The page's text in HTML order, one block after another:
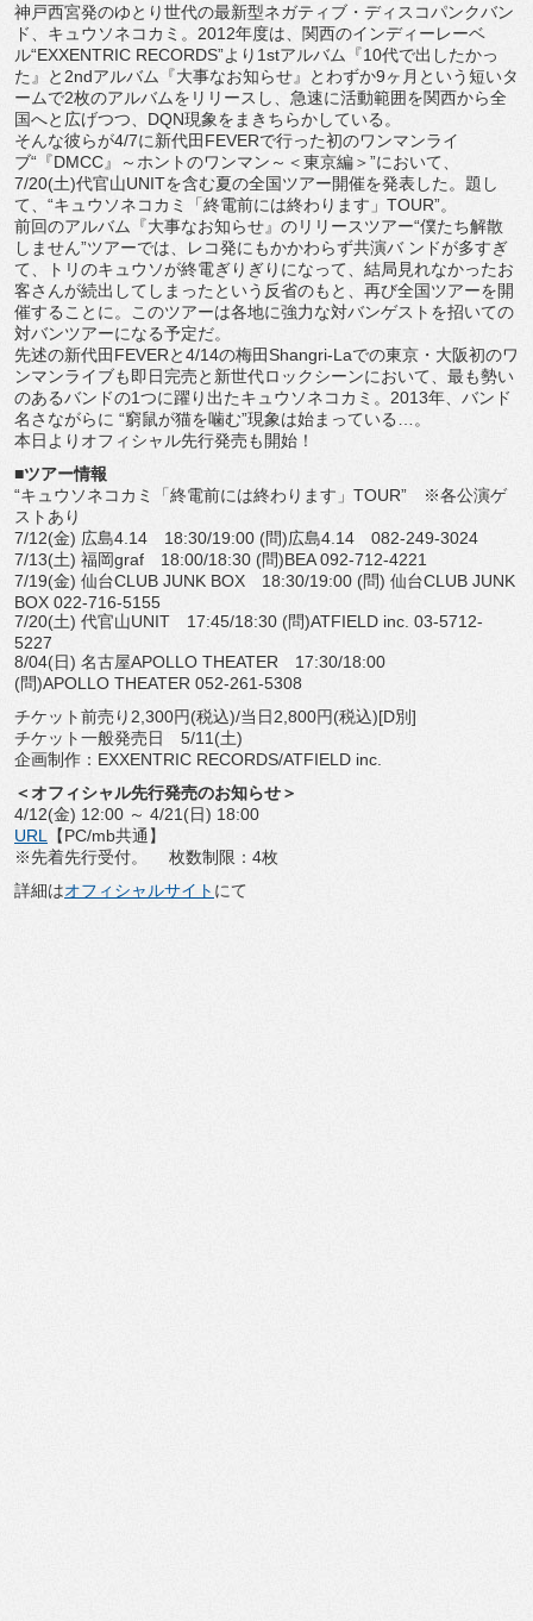
神戸西宮発のゆとり世代の最新型ネガティブ・ディスコパンクバン
ド、キュウソネコカミ。2012年度は、関西のインディーレーベ
ル“EXXENTRIC RECORDS”より1stアルバム『10代で出したかっ
た』と2ndアルバム『大事なお知らせ』とわずか9ヶ月という短いタ
ームで2枚のアルバムをリリースし、急速に活動範囲を関西から全
国へと広げつつ、DQN現象をまきちらかしている。
そんな彼らが4/7に新代田FEVERで行った初のワンマンライ
ブ“『DMCC』～ホントのワンマン～＜東京編＞”において、
7/20(土)代官山UNITを含む夏の全国ツアー開催を発表した。題し
て、“キュウソネコカミ「終電前には終わります」TOUR”。
前回のアルバム『大事なお知らせ』のリリースツアー“僕たち解散
しません”ツアーでは、レコ発にもかかわらず共演バ ンドが多すぎ
て、トリのキュウソが終電ぎりぎりになって、結局見れなかったお
客さんが続出してしまったという反省のもと、再び全国ツアーを開
催することに。このツアーは各地に強力な対バンゲストを招いての
対バンツアーになる予定だ。
先述の新代田FEVERと4/14の梅田Shangri-Laでの東京・大阪初のワ
ンマンライブも即日完売と新世代ロックシーンにおいて、最も勢い
のあるバンドの1つに躍り出たキュウソネコカミ。2013年、バンド
名さながらに “窮鼠が猫を噛む”現象は始まっている…。
本日よりオフィシャル先行発売も開始！
■ツアー情報
“キュウソネコカミ「終電前には終わります」TOUR” ※各公演ゲ
ストあり
7/12(金) 広島4.14 18:30/19:00 (問)広島4.14 082-249-3024
7/13(土) 福岡graf 18:00/18:30 (問)BEA 092-712-4221
7/19(金) 仙台CLUB JUNK BOX 18:30/19:00 (問) 仙台CLUB JUNK
BOX 022-716-5155
7/20(土) 代官山UNIT 17:45/18:30 (問)ATFIELD inc. 03-5712-
5227
8/04(日) 名古屋APOLLO THEATER 17:30/18:00
(問)APOLLO THEATER 052-261-5308
チケット前売り2,300円(税込)/当日2,800円(税込)[D別]
チケット一般発売日 5/11(土)
企画制作：EXXENTRIC RECORDS/ATFIELD inc.
＜オフィシャル先行発売のお知らせ＞
4/12(金) 12:00 ～ 4/21(日) 18:00
URL
【PC/mb共通】
※先着先行受付。 枚数制限：4枚
詳細はオフィシャルサイト にて